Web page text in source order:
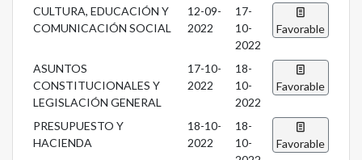
CULTURA, EDUCACIÓN Y
COMUNICACIÓN SOCIAL
12-09-
2022
17-
10-
2022
Favorable
ASUNTOS
CONSTITUCIONALES Y
LEGISLACIÓN GENERAL
17-10-
2022
18-
10-
2022
Favorable
PRESUPUESTO Y
HACIENDA
18-10-
2022
18-
10-
Favorable